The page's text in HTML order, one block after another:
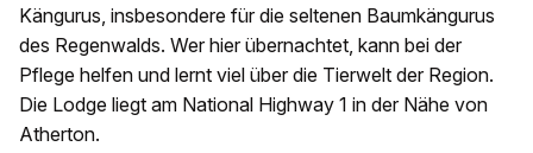
Kängurus, insbesondere für die seltenen Baumkängurus
des Regenwalds. Wer hier übernachtet, kann bei der
Pflege helfen und lernt viel über die Tierwelt der Region.
Die Lodge liegt am National Highway 1 in der Nähe von
Atherton.